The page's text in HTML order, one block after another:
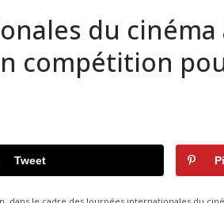
du cinéma
compétition
Tweet